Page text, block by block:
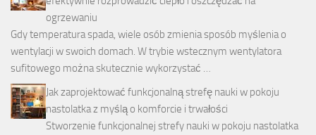
ogrzewaniu
Gdy temperatura spada, wiele osób zmienia sposób myślenia o
wentylacji w swoich domach. W trybie wstecznym wentylatora
sufitowego można skutecznie wykorzystać …
Jak zaprojektować funkcjonalną strefę nauki w pokoju
nastolatka z myślą o komforcie i trwałości
Stworzenie funkcjonalnej strefy nauki w pokoju nastolatka